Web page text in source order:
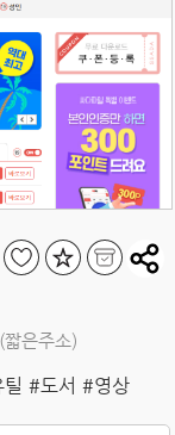
(짧은주소)
#도서 #영상